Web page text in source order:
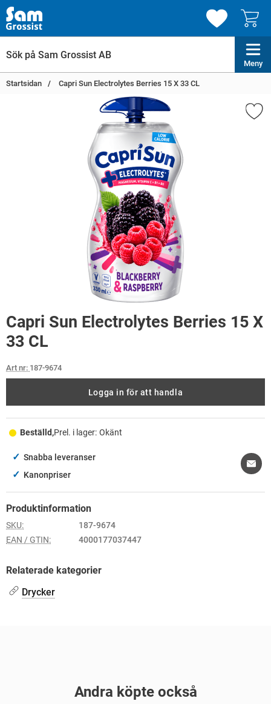
Meny
Startsidan Capri Sun Electrolytes Berries 15 X 33 CL
Capri Sun Electrolytes Berries 15 X
33 CL
Art nr: 187-9674
Logga in för att handla
Beställd,Prel. i lager: Okänt
✓ Snabba leveranser
✓ Kanonpriser
Produktinformation
SKU:
187-9674
EAN / GTIN:
4000177037447
Relaterade kategorier
Drycker
Andra köpte också